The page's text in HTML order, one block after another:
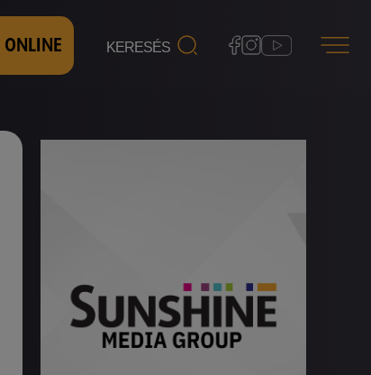
ONLINE